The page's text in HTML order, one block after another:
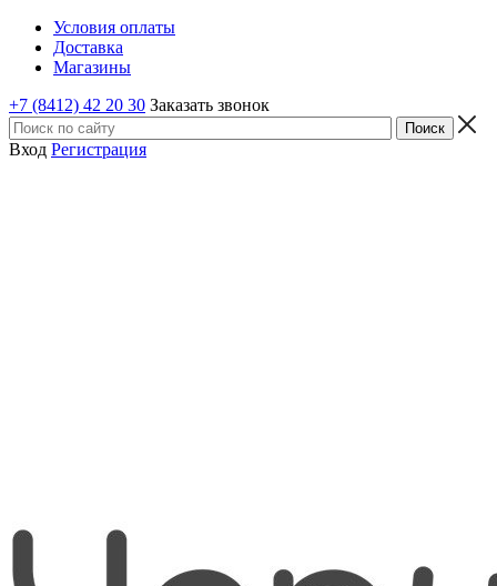
Условия оплаты
Доставка
Магазины
+7 (8412) 42 20 30 Заказать звонок
Вход Регистрация